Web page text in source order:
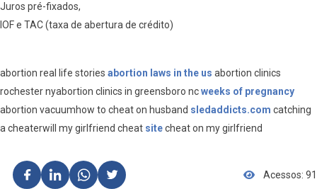
Juros pré-fixados,
IOF e TAC (taxa de abertura de crédito)
abortion real life stories abortion laws in the us abortion clinics
rochester nyabortion clinics in greensboro ncweeks of pregnancy
abortion vacuumhow to cheat on husband sledaddicts.com catching
a cheaterwill my girlfriend cheat sitecheat on my girlfriend
Acessos: 91